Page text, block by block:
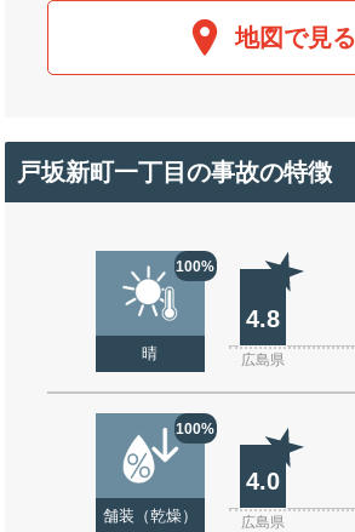
地図で見る
戸坂新町一丁目の事故の特徴
100%
晴
4.8
広島県
100%
舗装（乾燥）
4.0
広島県